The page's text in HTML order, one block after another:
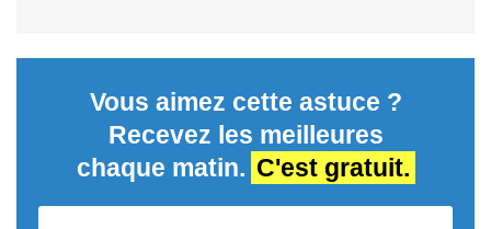
Vous aimez cette astuce ?
Recevez les meilleures
chaque matin. C'est gratuit.